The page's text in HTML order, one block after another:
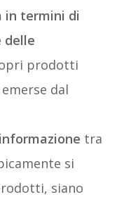
in termini di
delle
prodotti
dal
tra
si
siano